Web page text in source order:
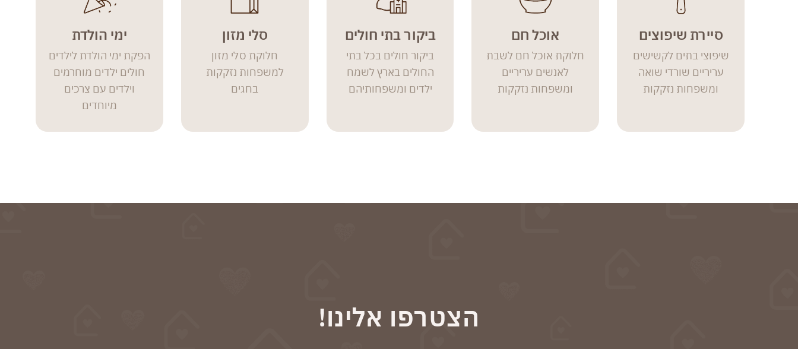
סיירת שיפוצים
שיפוצי בתים לקשישים
עריריים שורדי שואה
ומשפחות נזקקות
אוכל חם
חלוקת אוכל חם לשבת
לאנשים עריריים
ומשפחות נזקקות
ביקור בתי חולים
ביקור חולים בכל בתי
החולים בארץ לשמח
ילדים ומשפחותיהם
סלי מזון
חלוקת סלי מזון
למשפחות נזקקות
בחגים
ימי הולדת
הפקת ימי הולדת לילדים
חולים ילדים מוחרמים
וילדים עם צרכים
מיוחדים
הצטרפו אלינו!